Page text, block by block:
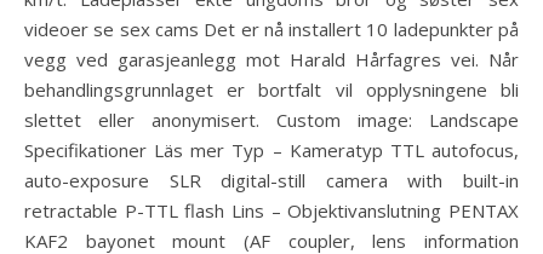
videoer se sex cams Det er nå installert 10 ladepunkter på
vegg ved garasjeanlegg mot Harald Hårfagres vei. Når
behandlingsgrunnlaget er bortfalt vil opplysningene bli
slettet eller anonymisert. Custom image: Landscape
Specifikationer Läs mer Typ – Kameratyp TTL autofocus,
auto-exposure SLR digital-still camera with built-in
retractable P-TTL flash Lins – Objektivanslutning PENTAX
KAF2 bayonet mount (AF coupler, lens information